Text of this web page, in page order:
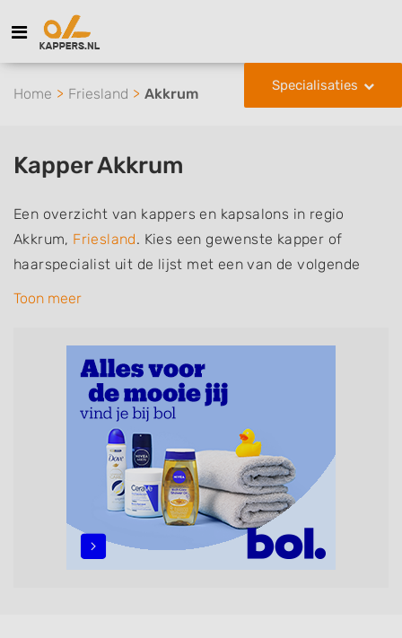
Specialisaties
Home Friesland Akkrum
Kapper Akkrum
Een overzicht van kappers en kapsalons in regio
Akkrum, Friesland. Kies een gewenste kapper of
haarspecialist uit de lijst met een van de volgende
specialisaties of aantekeningen: mannen of
zonder afspraak terecht kunt. De vermelde kappers
kunnen uw haren wassen, knippen, föhnen en kleuren,
maar ook helpen met extensions, balyage, invlechten,
opsteken, weave, een keratinebehandeling, een
permanent, een bruidkapsel, make-up & visagie,
epileren, schoonheidsbehandelingen, het trimmen van
een baard en pruiken. U kunt de zoekresultaten
filteren met behulp van de specialisatie filter en u
Toon meer